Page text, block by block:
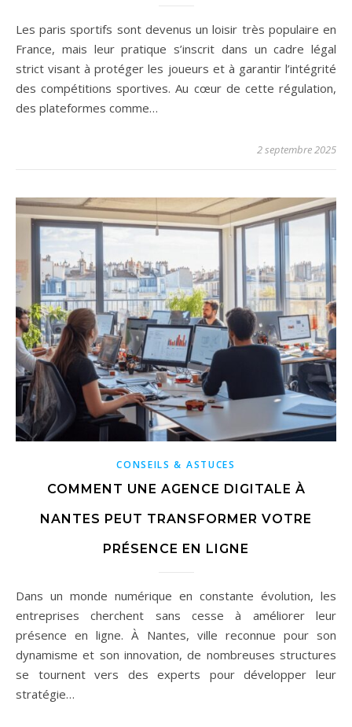
Les paris sportifs sont devenus un loisir très populaire en
France, mais leur pratique s’inscrit dans un cadre légal
strict visant à protéger les joueurs et à garantir l’intégrité
des compétitions sportives. Au cœur de cette régulation,
des plateformes comme…
2 septembre 2025
CONSEILS & ASTUCES
COMMENT UNE AGENCE DIGITALE À
NANTES PEUT TRANSFORMER VOTRE
PRÉSENCE EN LIGNE
Dans un monde numérique en constante évolution, les
entreprises cherchent sans cesse à améliorer leur
présence en ligne. À Nantes, ville reconnue pour son
dynamisme et son innovation, de nombreuses structures
se tournent vers des experts pour développer leur
stratégie…